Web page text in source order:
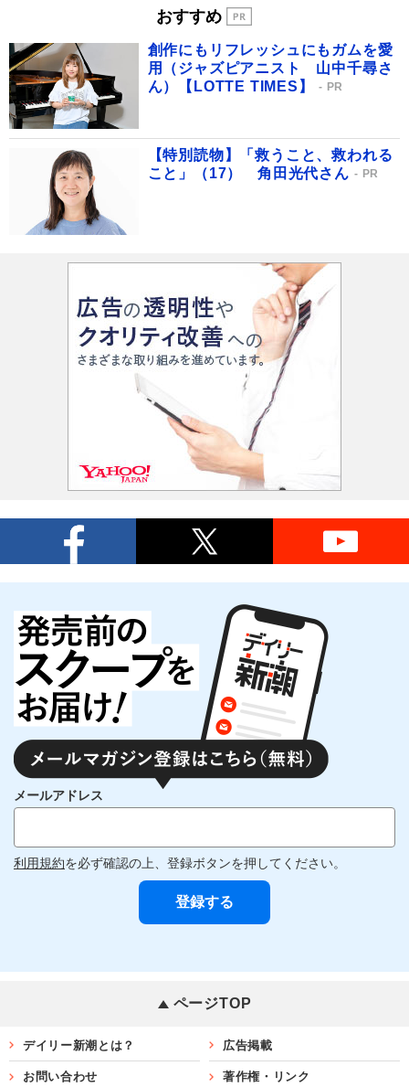
おすすめ
創作にもリフレッシュにもガムを愛
用（ジャズピアニスト 山中千尋さ
ん）【LOTTE TIMES】
PR
【特別読物】「救うこと、救われる
こと」（17） 角田光代さん
PR
メールアドレス
利用規約を必ず確認の上、登録ボタンを押してください。
ページTOP
デイリー新潮とは？ 広告掲載
お問い合わせ 著作権・リンク